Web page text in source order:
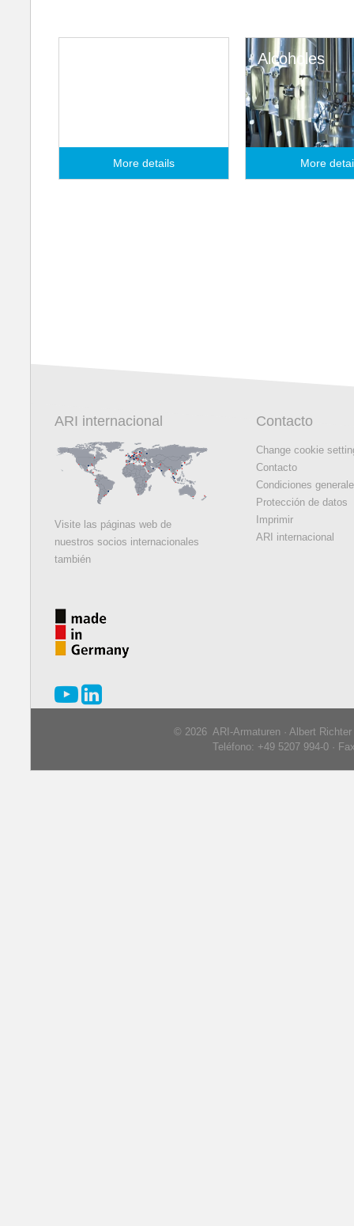
More details
Alcoholes
More
ARI internacional
Visite las páginas web de
nuestros socios internacionales
también
Contacto
Change cookie
Contacto
Condiciones
Protección de datos
Imprimir
ARI internacional
© 2026 ARI-Armaturen · Albert
Teléfono: +49 5207 994-0 ·